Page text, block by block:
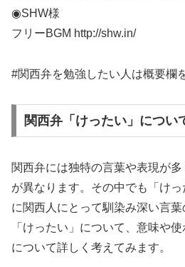
◉SHW様
フリーBGM http://shw.in/
#関西弁を勉強したい人は概要欄
関西弁「けったい」につい
関西弁には独特の言葉や表現が
が異なります。その中でも「け
に関西人にとって馴染み深い言
「けったい」について、意味や
について詳しく考えてみます。